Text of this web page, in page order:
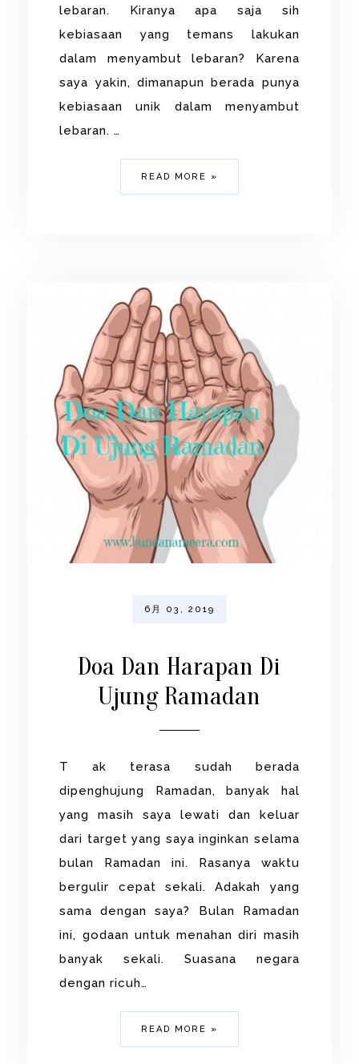
lebaran. Kiranya apa saja sih
kebiasaan yang temans lakukan
dalam menyambut lebaran? Karena
saya yakin, dimanapun berada punya
kebiasaan unik dalam menyambut
lebaran. …
READ MORE »
6月 03, 2019
Doa Dan Harapan Di
Ujung Ramadan
T ak terasa sudah berada
dipenghujung Ramadan, banyak hal
yang masih saya lewati dan keluar
dari target yang saya inginkan selama
bulan Ramadan ini. Rasanya waktu
bergulir cepat sekali. Adakah yang
sama dengan saya? Bulan Ramadan
ini, godaan untuk menahan diri masih
banyak sekali. Suasana negara
dengan ricuh…
READ MORE »